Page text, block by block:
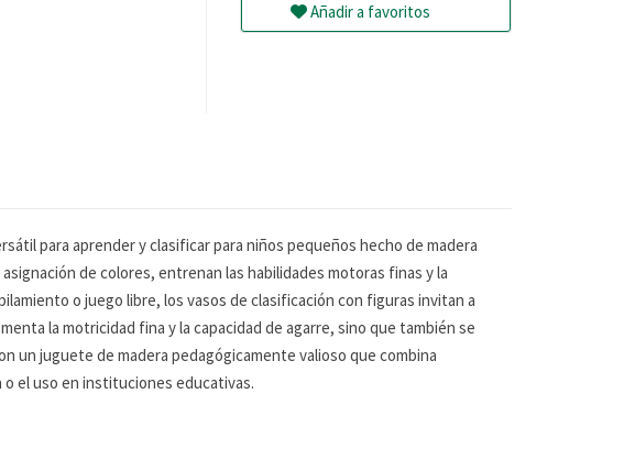
Añadir a favoritos
para aprender y clasificar para niños pequeños hecho de madera
de colores, entrenan las habilidades motoras finas y la
o juego libre, los vasos de clasificación con figuras invitan a
la motricidad fina y la capacidad de agarre, sino que también se
un juguete de madera pedagógicamente valioso que combina
o el uso en instituciones educativas.